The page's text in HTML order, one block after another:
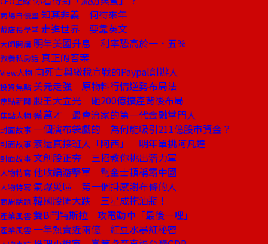
商場自慢塾 知其非義 何待來年
戴店長學堂 走進世界 要靠英文
大師開講 明年美國升息 利率恐高於一．五％
教養私房話 真正的答案
View人物 向死亡與繳稅宣戰的Paypal創辦人
投資焦點 美元走強 原物料行情逆勢布局法
焦點新聞 股王大立光 砸200億擴產背後布局
焦點人物 蔡萬才 最會治家的第一代金融掌門人
封面故事 一個演布袋戲的 為何能吸引211億股市資金？
封面故事 素還真接班人「阿西」 明年單挑阿凡達
封面故事 文創股正夯 三招教你挑出潛力軍
人物特寫 他收編游擊軍 幫金士頓稱霸中國
人物特寫 氣爆災區 第一個掛感謝布條的人
商周話題 韓國股匯大跌 三星成拖油瓶！
產業風雲 雙B鬥特斯拉 攻電動車「最後一哩」
產業風雲 一年熱賣近兩億 紅豆水暴紅秘密